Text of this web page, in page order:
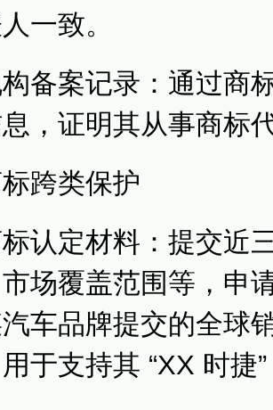
一致。
备案记录：通过商
，证明其从事商标
跨类保护
认定材料：提交近
场覆盖范围等，申
车品牌提交的全球
于支持其 “XX 时捷